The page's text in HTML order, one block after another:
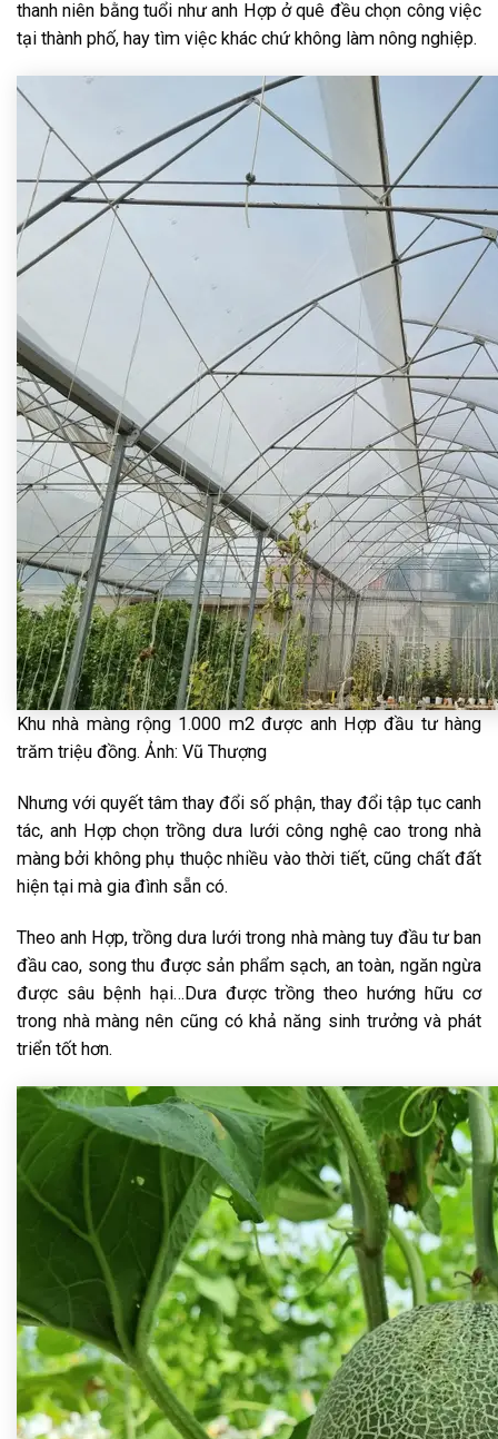
thanh niên bằng tuổi như anh Hợp ở quê đều chọn công việc
tại thành phố, hay tìm việc khác chứ không làm nông nghiệp.
Khu nhà màng rộng 1.000 m2 được anh Hợp đầu tư hàng
trăm triệu đồng. Ảnh: Vũ Thượng
Nhưng với quyết tâm thay đổi số phận, thay đổi tập tục canh
tác, anh Hợp chọn trồng dưa lưới công nghệ cao trong nhà
màng bởi không phụ thuộc nhiều vào thời tiết, cũng chất đất
hiện tại mà gia đình sẵn có.
Theo anh Hợp, trồng dưa lưới trong nhà màng tuy đầu tư ban
đầu cao, song thu được sản phẩm sạch, an toàn, ngăn ngừa
được sâu bệnh hại…Dưa được trồng theo hướng hữu cơ
trong nhà màng nên cũng có khả năng sinh trưởng và phát
triển tốt hơn.